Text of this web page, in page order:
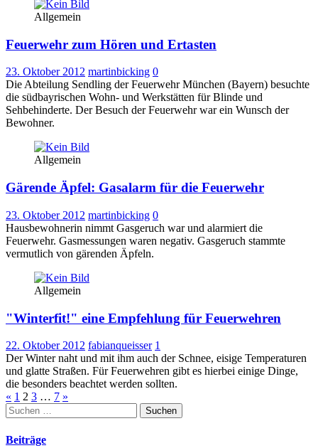
Allgemein
Feuerwehr zum Hören und Ertasten
23. Oktober 2012 martinbicking 0
Die Abteilung Sendling der Feuerwehr München (Bayern) besuchte
die südbayrischen Wohn- und Werkstätten für Blinde und
Sehbehinderte. Der Besuch der Feuerwehr war ein Wunsch der
Bewohner.
Allgemein
Gärende Äpfel: Gasalarm für die Feuerwehr
23. Oktober 2012 martinbicking 0
Hausbewohnerin nimmt Gasgeruch war und alarmiert die
Feuerwehr. Gasmessungen waren negativ. Gasgeruch stammte
vermutlich von gärenden Äpfeln.
Allgemein
"Winterfit!" eine Empfehlung für Feuerwehren
22. Oktober 2012 fabianqueisser 1
Der Winter naht und mit ihm auch der Schnee, eisige Temperaturen
und glatte Straßen. Für Feuerwehren gibt es hierbei einige Dinge,
die besonders beachtet werden sollten.
Seitennummerierung
der
Beiträge
« 1 2 3 … 7 »
Suchen
nach:
Beiträge